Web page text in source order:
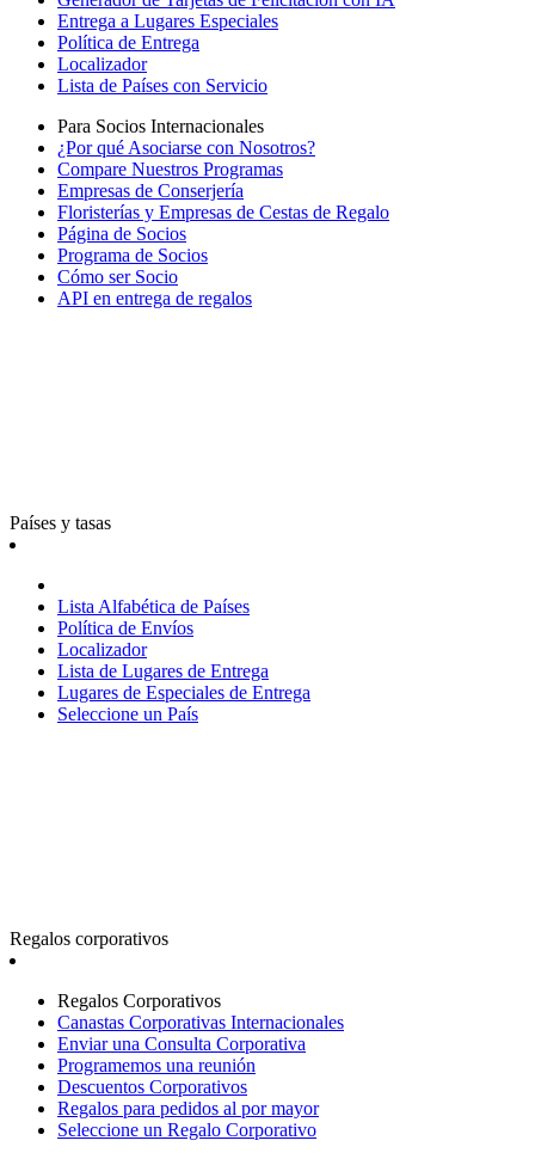
Entrega a Lugares Especiales
Política de Entrega
Localizador
Lista de Países con Servicio
Para Socios Internacionales
¿Por qué Asociarse con Nosotros?
Compare Nuestros Programas
Empresas de Conserjería
Floristerías y Empresas de Cestas de Regalo
Página de Socios
Programa de Socios
Cómo ser Socio
API en entrega de regalos
Países y tasas
Lista Alfabética de Países
Política de Envíos
Localizador
Lista de Lugares de Entrega
Lugares de Especiales de Entrega
Seleccione un País
Regalos corporativos
Regalos Corporativos
Canastas Corporativas Internacionales
Enviar una Consulta Corporativa
Programemos una reunión
Descuentos Corporativos
Regalos para pedidos al por mayor
Seleccione un Regalo Corporativo